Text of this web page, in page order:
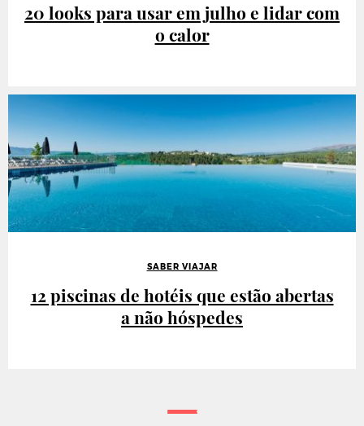
20 looks para usar em julho e lidar com
o calor
SABER VIAJAR
12 piscinas de hotéis que estão abertas
a não hóspedes